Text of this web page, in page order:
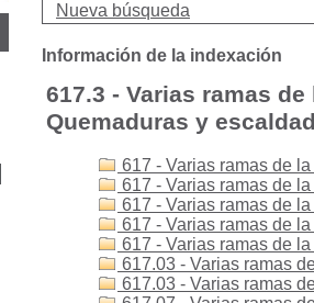
Nueva búsqueda
Información de la indexación
617.3 - Varias ramas
Quemaduras y
617 - Varias ramas de
617 - Varias ramas de
617 - Varias ramas de
617 - Varias ramas de
617 - Varias ramas de
617.03 - Varias ramas
617.03 - Varias ramas